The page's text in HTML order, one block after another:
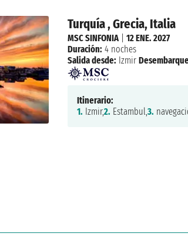
Turquía , Grecia, Italia
MSC SINFONIA| 12 ENE. 2027
Duración: 4 noches
Salida desde: Izmir
Itinerario:
1. Izmir,2. Estambul,3.